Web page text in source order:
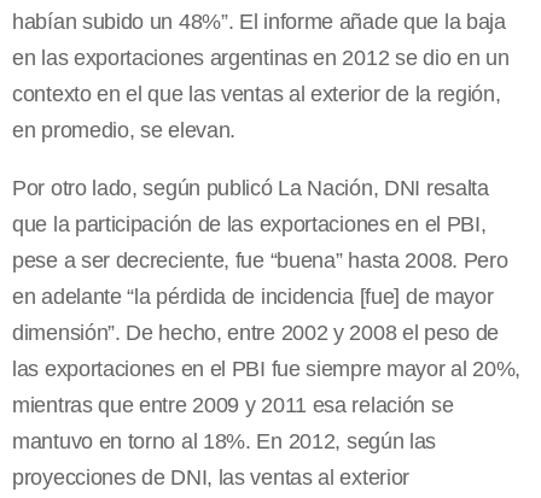
habían subido un 48%”. El informe añade que la baja
en las exportaciones argentinas en 2012 se dio en un
contexto en el que las ventas al exterior de la región,
en promedio, se elevan.
Por otro lado, según publicó La Nación, DNI resalta
que la participación de las exportaciones en el PBI,
pese a ser decreciente, fue “buena” hasta 2008. Pero
en adelante “la pérdida de incidencia [fue] de mayor
dimensión”. De hecho, entre 2002 y 2008 el peso de
las exportaciones en el PBI fue siempre mayor al 20%,
mientras que entre 2009 y 2011 esa relación se
mantuvo en torno al 18%. En 2012, según las
proyecciones de DNI, las ventas al exterior